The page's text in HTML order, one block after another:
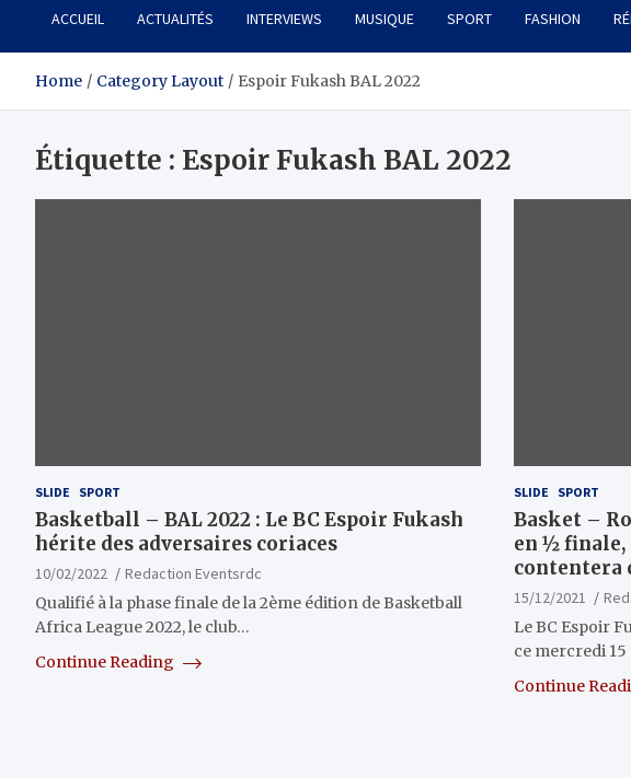
ACCUEIL ACTUALITÉS INTERVIEWS MUSIQUE SPORT FASHION
Home Category Layout Espoir Fukash BAL 2022
Étiquette : Espoir Fukash BAL 2022
SLIDE SPORT
Basketball – BAL 2022 : Le BC Espoir Fukash
hérite des adversaires coriaces
10/02/2022
Redaction Eventsrdc
Qualifié à la phase finale de la 2ème édition de Basketball
Africa League 2022, le club…
Continue Reading
SLIDE SPORT
Basket –
en ½ finale,
contentera
15/12/2021
Le BC Espoir
ce mercredi
Continue